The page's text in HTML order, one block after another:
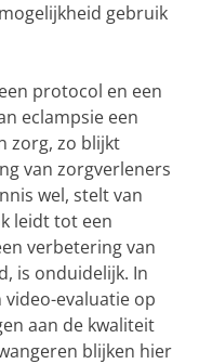
gebruik
protocol en een
eclampsie een
zorg, zo blijkt
van zorgverleners
wel, stelt van
leidt tot een
verbetering van
is onduidelijk. In
evaluatie op
aan de kwaliteit
blijken hier